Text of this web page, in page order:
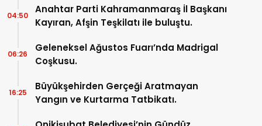
Anahtar Parti Kahramanmaraş İl Başkanı
Kayıran, Afşin Teşkilatı ile buluştu.
04:50
Geleneksel Ağustos Fuarı’nda Madrigal
Coşkusu.
06:26
Büyükşehirden Gerçeği Aratmayan
Yangın ve Kurtarma Tatbikatı.
16:25